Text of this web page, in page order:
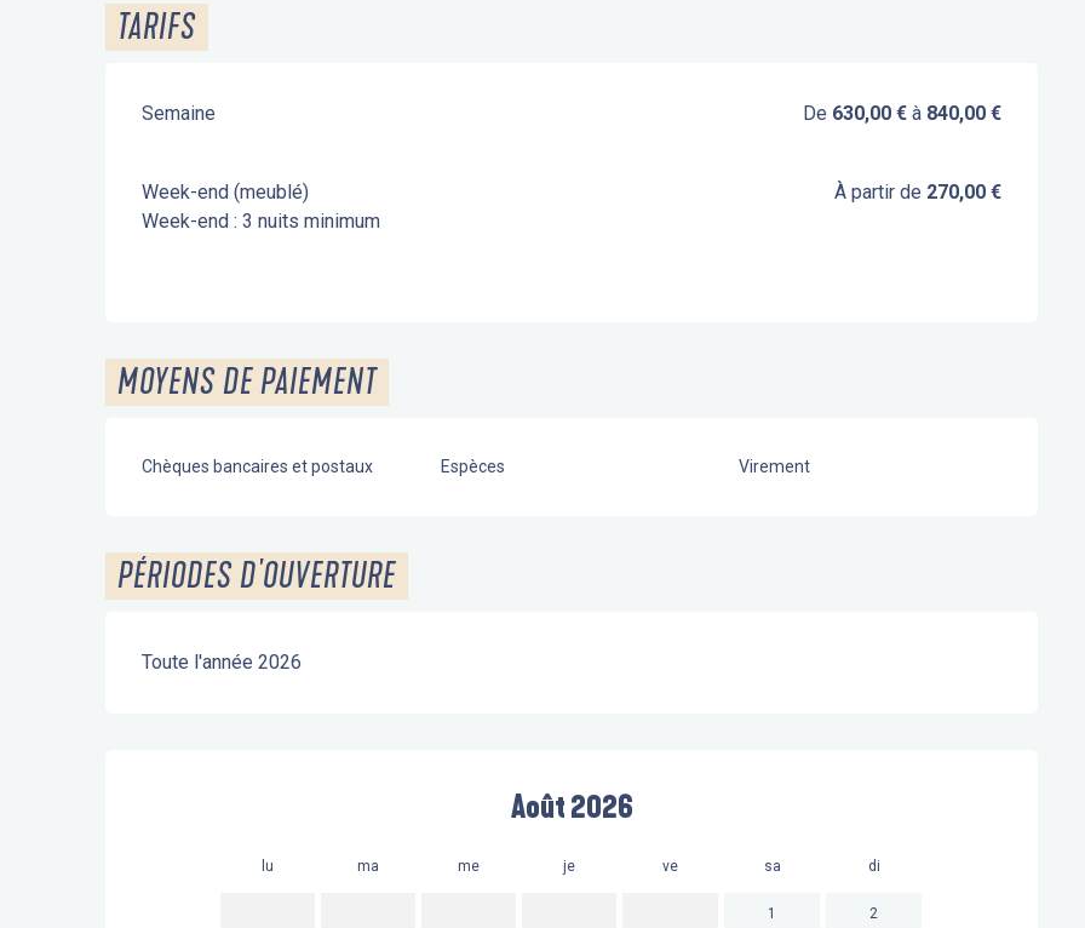
TARIFS
Semaine De 630,00 € à 840,00 €
Week-end (meublé)
Week-end : 3 nuits minimum
À partir de 270,00 €
MOYENS DE PAIEMENT
Chèques bancaires et postaux Espèces Virement
PÉRIODES D'OUVERTURE
Toute l'année 2026
Août 2026
lu ma me je ve sa di
1 2